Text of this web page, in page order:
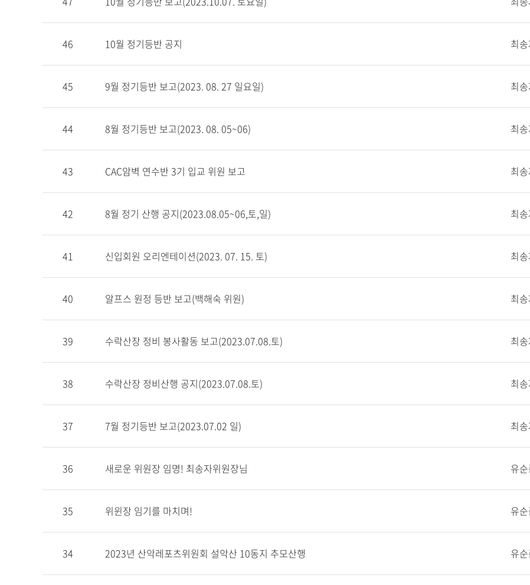
46 10월 정기등반 공지 최
45 9월 정기등반 보고(2023. 08. 27 일요일) 최
44 8월 정기등반 보고(2023. 08. 05~06) 최
43 CAC암벽 연수반 3기 입교 위원 보고 최
42 8월 정기 산행 공지(2023.08.05~06,토,일) 최
41 신입회원 오리엔테이션(2023. 07. 15. 토) 최
40 알프스 원정 등반 보고(백해숙 위원) 최
39 수락산장 정비 봉사활동 보고(2023.07.08.토) 최
38 수락산장 정비산행 공지(2023.07.08.토) 최
37 7월 정기등반 보고(2023.07.02 일) 최
36 새로운 위원장 임명! 최송자위원장님 유
35 위윈장 임기를 마치며! 유
34 2023년 산악레포츠위원회 ​​설악산 10동지 추모산행 유